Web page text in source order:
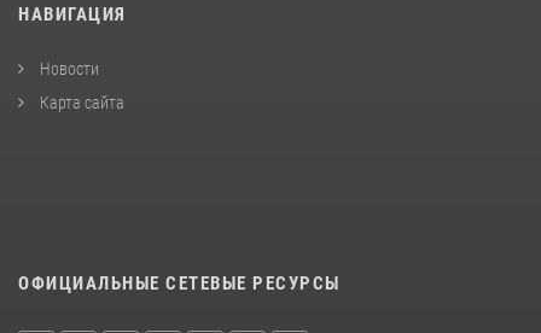
НАВИГАЦИЯ
Новости
Карта сайта
ОФИЦИАЛЬНЫЕ СЕТЕВЫЕ РЕСУРСЫ